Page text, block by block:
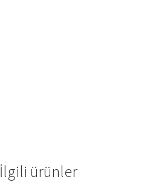
İlgili ürünler